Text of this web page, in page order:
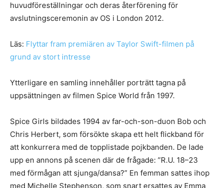
huvudföreställningar och deras återförening för
avslutningsceremonin av OS i London 2012.
Läs: Flyttar fram premiären av Taylor Swift-filmen på
grund av stort intresse
Ytterligare en samling innehåller porträtt tagna på
uppsättningen av filmen Spice World från 1997.
Spice Girls bildades 1994 av far-och-son-duon Bob och
Chris Herbert, som försökte skapa ett helt flickband för
att konkurrera med de topplistade pojkbanden. De lade
upp en annons på scenen där de frågade: ”R.U. 18–23
med förmågan att sjunga/dansa?” En femman sattes ihop
med Michelle Stephenson, som snart ersattes av Emma